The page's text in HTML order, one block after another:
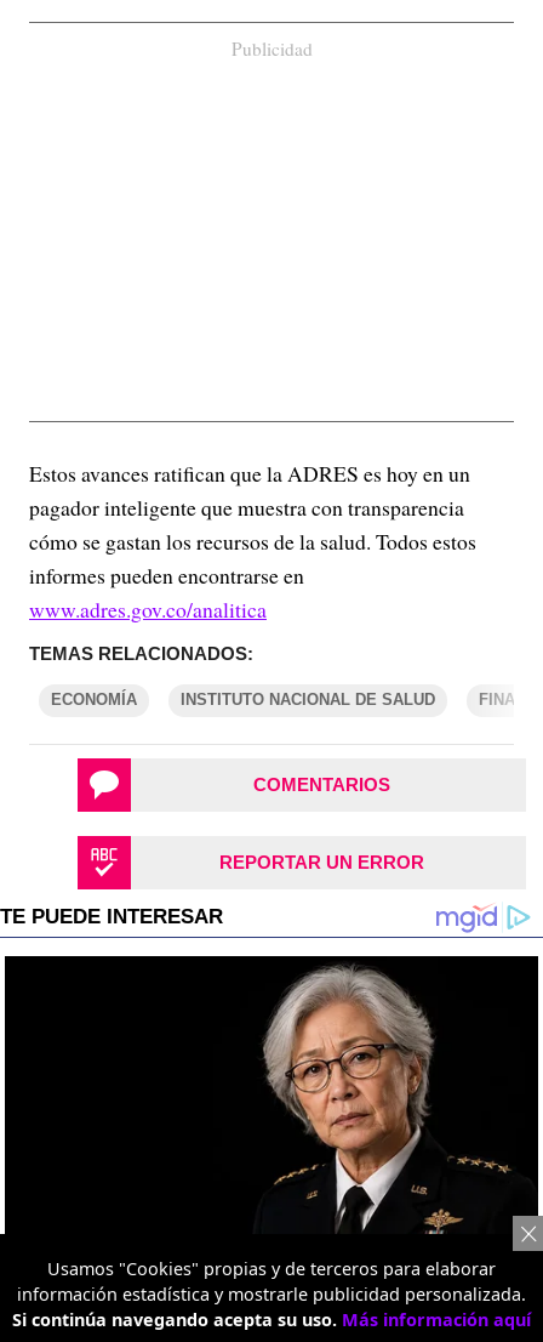
Publicidad
Estos avances ratifican que la ADRES es hoy en un
pagador inteligente que muestra con transparencia
cómo se gastan los recursos de la salud. Todos estos
informes pueden encontrarse en
www.adres.gov.co/analitica
TEMAS RELACIONADOS:
ECONOMÍA INSTITUTO NACIONAL DE SALUD
COMENTARIOS
REPORTAR UN ERROR
Usamos "Cookies" propias y de terceros para elaborar
información estadística y mostrarle publicidad personalizada.
Si continúa navegando acepta su uso. Más información aquí